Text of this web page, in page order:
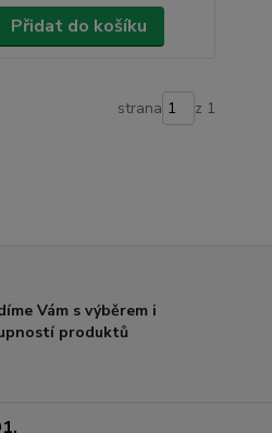
Přidat do košíku
strana z 1
Vám s výběrem i
produktů